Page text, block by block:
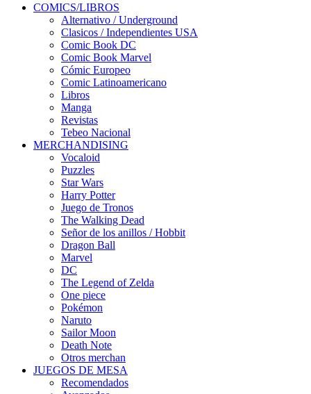
COMICS/LIBROS
Alternativo / Underground
Clasicos / Independientes USA
Comic Book DC
Comic Book Marvel
Cómic Europeo
Comic Latinoamericano
Libros
Manga
Revistas
Tebeo Nacional
MERCHANDISING
Vocaloid
Puzzles
Star Wars
Harry Potter
Juego de Tronos
The Walking Dead
Señor de los anillos / Hobbit
Dragon Ball
Marvel
DC
The Legend of Zelda
One piece
Pokémon
Naruto
Sailor Moon
Death Note
Otros merchan
JUEGOS DE MESA
Recomendados